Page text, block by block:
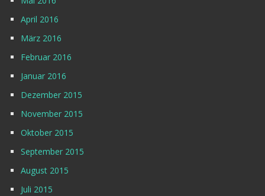
April 2016
März 2016
Februar 2016
Januar 2016
Dezember 2015
November 2015
Oktober 2015
September 2015
August 2015
Juli 2015